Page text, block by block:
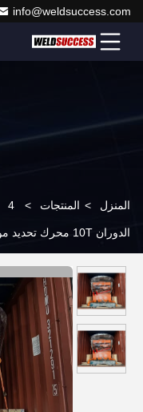
info@weldsuccess.com
المنزل > المنتجات >
الدوران 10T محرك تحديد موقع لحام لقطع العمل الكبيرة